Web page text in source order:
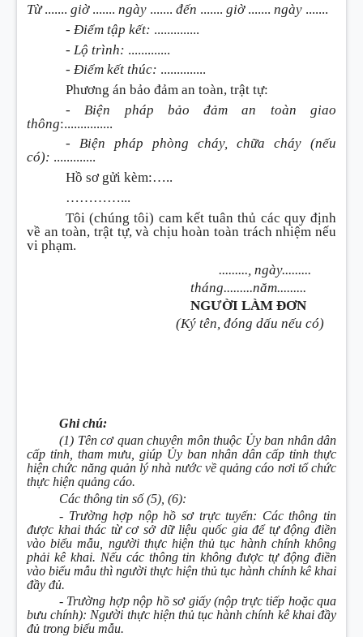
Từ....... giờ ....... ngày ....... đến ....... giờ ....... ngày .......
- Điểm tập kết: ..............
- Lộ trình: .............
- Điểm kết thúc: ..............
Phương án bảo đảm an toàn, trật tự:
- Biện pháp bảo đảm an toàn giao
thông:...............
- Biện pháp phòng cháy, chữa cháy (nếu
có): .............
Hồ sơ gửi kèm:…..
…………...
Tôi (chúng tôi) cam kết tuân thủ các quy định
về an toàn, trật tự, và chịu hoàn toàn trách nhiệm nếu
vi phạm.
........., ngày.........
tháng.........năm.........
NGƯỜI LÀM ĐƠN
(Ký tên, đóng dấu nếu có)
Ghi chú:
(1) Tên cơ quan chuyên môn thuộc Ủy ban nhân dân
cấp tỉnh, tham mưu, giúp Ủy ban nhân dân cấp tỉnh thực
hiện chức năng quản lý nhà nước về quảng cáo nơi tổ chức
thực hiện quảng cáo.
Các thông tin số (5), (6):
- Trường hợp nộp hồ sơ trực tuyến: Các thông tin
được khai thác từ cơ sở dữ liệu quốc gia để tự động điền
vào biểu mẫu, người thực hiện thủ tục hành chính không
phải kê khai. Nếu các thông tin không được tự động điền
vào biểu mẫu thì người thực hiện thủ tục hành chính kê khai
đầy đủ.
- Trường hợp nộp hồ sơ giấy (nộp trực tiếp hoặc qua
bưu chính): Người thực hiện thủ tục hành chính kê khai đầy
đủ trong biểu mẫu.